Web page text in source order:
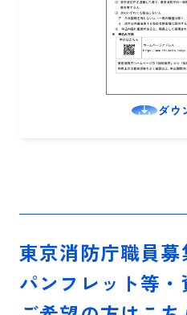
ダウ
東京消防庁職員募
パンフレット等・